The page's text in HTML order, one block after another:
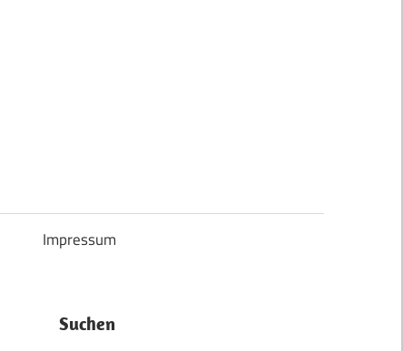
Impressum
Suchen